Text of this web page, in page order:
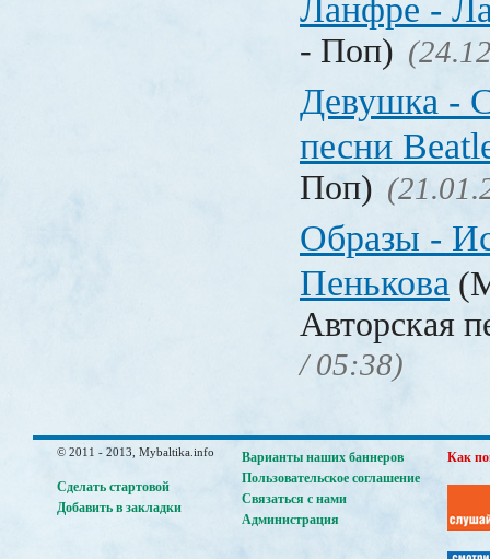
Ланфре -
- Поп)
Девушка -
песни
Поп)
Образы -
Пенькова
Авторская
/ 05:38)
© 2011 - 2013, Mybaltika.info
Сделать стартовой
Добавить в закладки
Варианты наших баннеров
Пользовательское соглашение
Связаться с нами
Администрация
Как